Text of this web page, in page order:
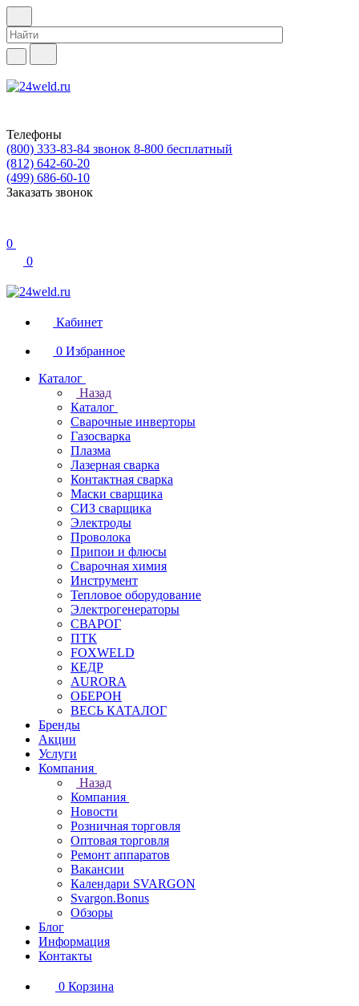
Телефоны
(800) 333-83-84 звонок 8-800 бесплатный
(812) 642-60-20
(499) 686-60-10
Заказать звонок
0
0
Кабинет
0 Избранное
Каталог
Назад
Каталог
Сварочные инверторы
Газосварка
Плазма
Лазерная сварка
Контактная сварка
Маски сварщика
СИЗ сварщика
Электроды
Проволока
Припои и флюсы
Сварочная химия
Инструмент
Тепловое оборудование
Электрогенераторы
СВАРОГ
ПТК
FOXWELD
КЕДР
AURORA
ОБЕРОН
ВЕСЬ КАТАЛОГ
Бренды
Акции
Услуги
Компания
Назад
Компания
Новости
Розничная торговля
Оптовая торговля
Ремонт аппаратов
Вакансии
Календари SVARGON
Svargon.Bonus
Обзоры
Блог
Информация
Контакты
0 Корзина